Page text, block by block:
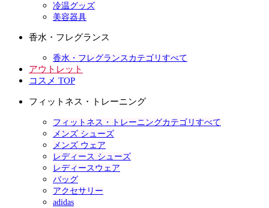
冷温グッズ
美容器具
香水・フレグランス
香水・フレグランスカテゴリすべて
アウトレット
コスメ TOP
フィットネス・トレーニング
フィットネス・トレーニングカテゴリすべて
メンズ シューズ
メンズ ウェア
レディース シューズ
レディースウェア
バッグ
アクセサリー
adidas